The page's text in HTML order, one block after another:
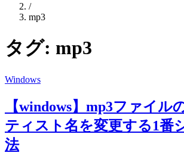
/
mp3
タグ: mp3
Windows
【windows】mp3ファイル
ティスト名を変更する1番
法